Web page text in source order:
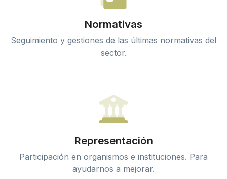
Normativas
Seguimiento y gestiones de las últimas normativas del
sector.
Representación
Participación en organismos e instituciones. Para
ayudarnos a mejorar.